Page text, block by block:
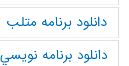
دانلود برنامه متلب
دانلود برنامه نويسي Matlab